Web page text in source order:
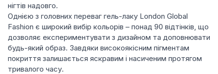
нігтів надовго.
Однією з головних переваг гель-лаку London Global
Fashion є широкий вибір кольорів – понад 90 відтінків, що
дозволяє експериментувати з дизайном та доповнювати
будь-який образ. Завдяки високоякісним пігментам
покриття залишається яскравим і насиченим протягом
тривалого часу.